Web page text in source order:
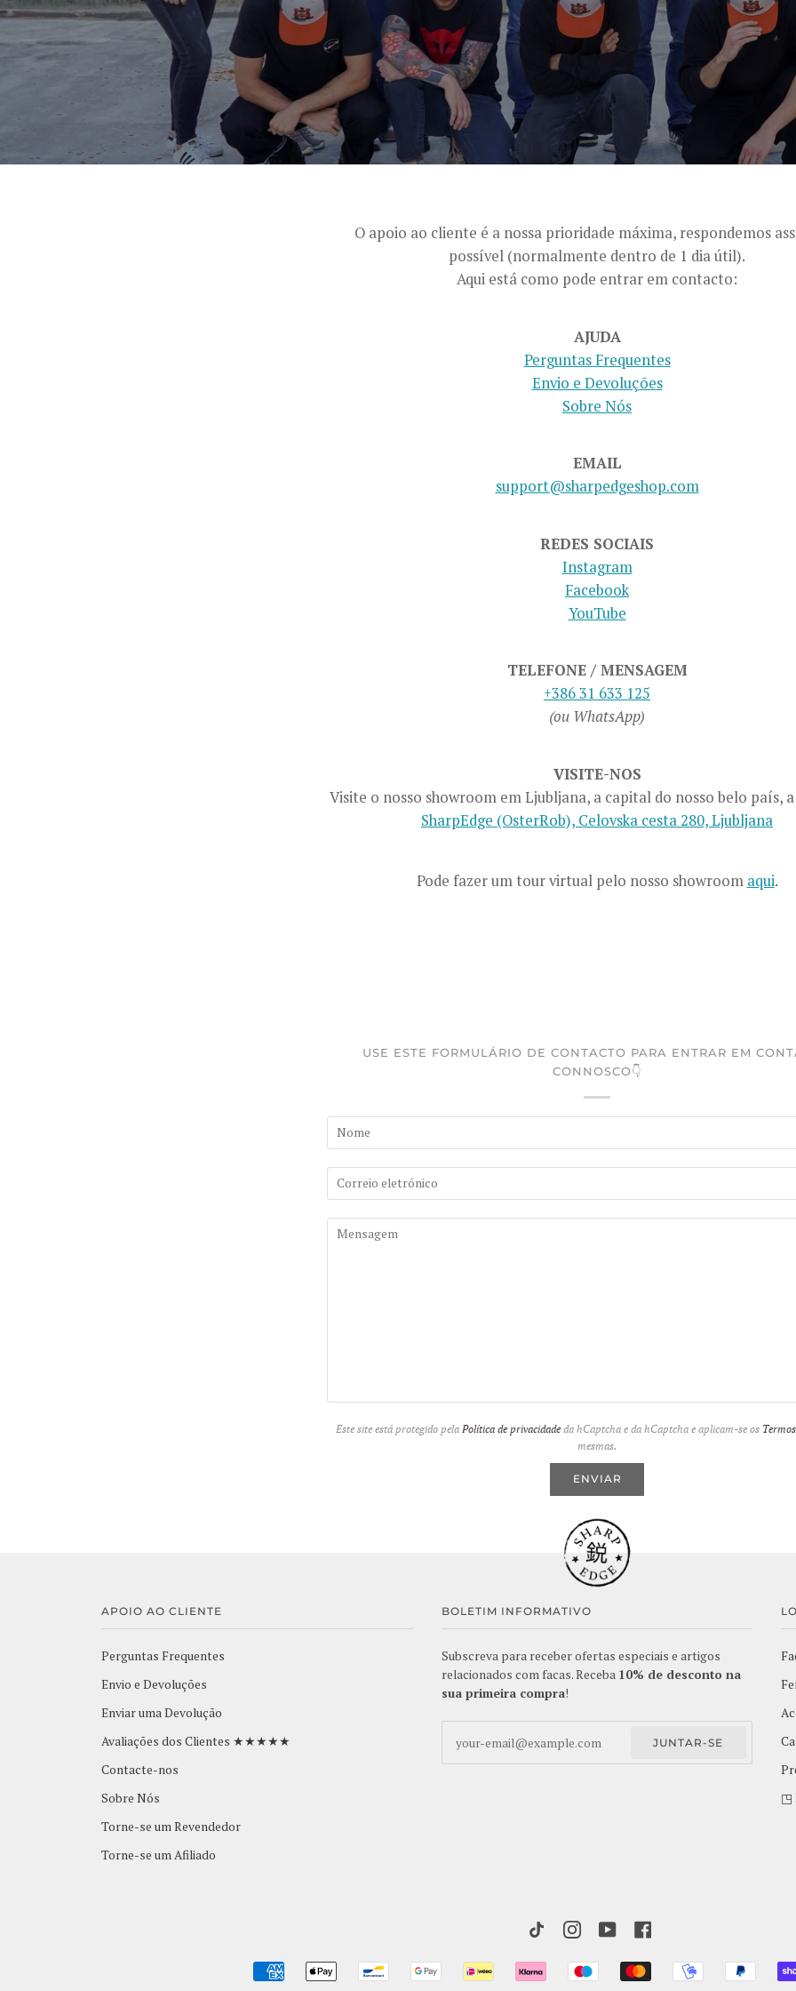
O apoio ao cliente é a nossa prioridade máxima, respondemos
possível (normalmente dentro de 1 dia útil).
Aqui está como pode entrar em contacto:
AJUDA
Perguntas Frequentes
Envio e Devoluções
Sobre Nós
EMAIL
support@sharpedgeshop.com
REDES SOCIAIS
Instagram
Facebook
YouTube
TELEFONE / MENSAGEM
+386 31 633 125
(ou WhatsApp)
VISITE-NOS
Visite o nosso showroom em Ljubljana, a capital do nosso belo país,
SharpEdge (OsterRob), Celovska cesta 280, Ljubljana
Pode fazer um tour virtual pelo nosso showroom aqui.
USE ESTE FORMULÁRIO DE CONTACTO PARA ENTRAR EM
CONNOSCO👇
Este site está protegido pelaPolítica de privacidadeda hCaptcha e da hCaptcha e aplicam-se os
mesmas.
ENVIAR
APOIO AO CLIENTE
Perguntas Frequentes
Envio e Devoluções
Enviar uma Devolução
Avaliações dos Clientes ★★★★★
Contacte-nos
Sobre Nós
Torne-se um Revendedor
Torne-se um Afiliado
BOLETIM INFORMATIVO
Subscreva para receber ofertas especiais e artigos
relacionados com facas. Receba 10% de desconto na
sua primeira compra!
JUNTAR-SE
◳
TIKTOKINSTAGRAM
YOUTUBE
AMERICANAPPLE
BANCONTACT
GOOGLE IDEAL KLARNA MAESTRO MASTER MOBILEPAY